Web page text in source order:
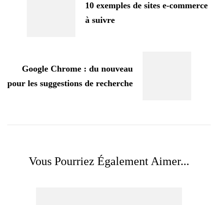
10 exemples de sites e-commerce
à suivre
Google Chrome : du nouveau
pour les suggestions de recherche
Vous Pourriez Également Aimer...